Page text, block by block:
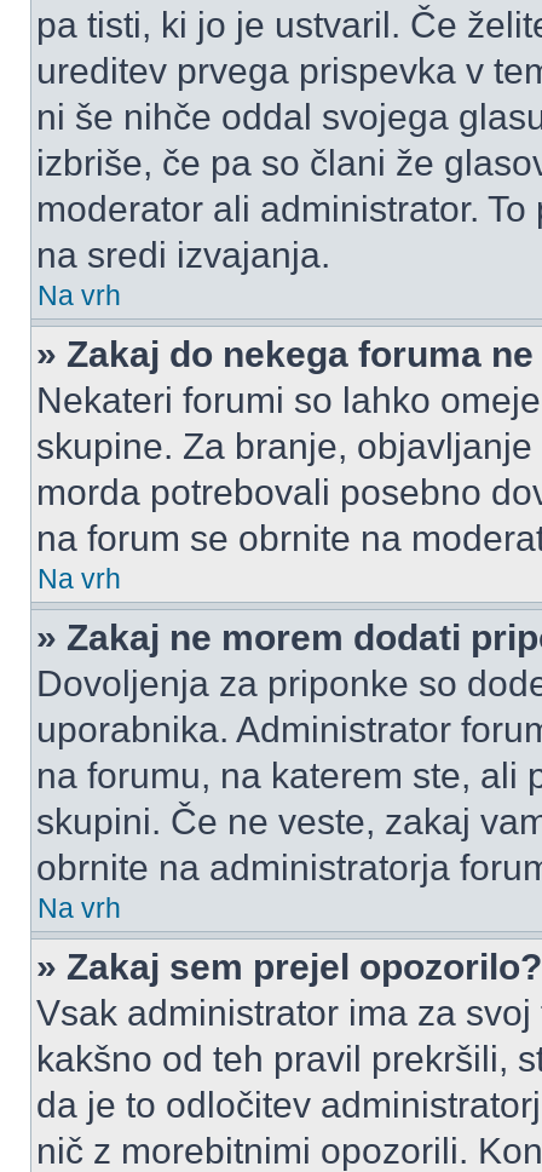
pa tisti, ki jo je ustvaril. Če
ureditev prvega prispevka v
ni še nihče oddal svojega
izbriše, če pa so člani že
moderator ali administrator.
na sredi izvajanja.
Na vrh
» Zakaj do nekega foruma
Nekateri forumi so lahko
skupine. Za branje,
morda potrebovali posebno
na forum se obrnite na
Na vrh
» Zakaj ne morem dodati
Dovoljenja za priponke so
uporabnika. Administrator
na forumu, na katerem ste, ali
skupini. Če ne veste, zakaj
obrnite na administratorja
Na vrh
» Zakaj sem prejel opozorilo?
Vsak administrator ima za
kakšno od teh pravil prekršili,
da je to odločitev
nič z morebitnimi opozorili.